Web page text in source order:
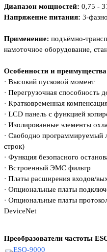
Диапазон мощностей: 0,75 -
Напряжение питания: 3-
Применение: подъёмно-
намоточное оборудование, с
Особенности и
· Высокий пусковой момент
· Перегрузочная способность
· Кратковременная
· LCD панель с функцией
· Изолированные элементы
· Свободно программируемый
строк)
· Функция безопасного
· Встроенный ЭМС фильтр
· Платы расширения входов/
· Опциональные платы
· Опциональные платы
DeviceNet
Преобразователи частоты